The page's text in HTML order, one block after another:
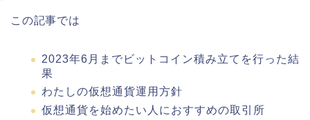
この記事では
2023年6月までビットコイン積み立てを行った結
果
わたしの仮想通貨運用方針
仮想通貨を始めたい人におすすめの取引所